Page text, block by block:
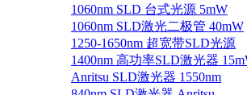
1060nm SLD 台式光源 5mW
1060nm SLD激光二极管 40mW
1250-1650nm 超宽带SLD光源
1400nm 高功率SLD激光器
Anritsu SLD激光器 1550nm